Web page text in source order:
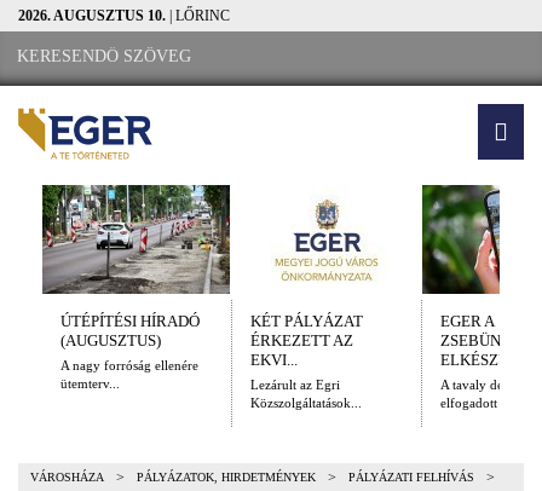
2026. AUGUSZTUS 10. | LŐRINC
ÚTÉPÍTÉSI HÍRADÓ
(AUGUSZTUS)
A nagy forróság ellenére
ütemterv...
KÉT PÁLYÁZAT
ÉRKEZETT AZ
EKVI...
Lezárult az Egri
Közszolgáltatások...
EGER A
ELKÉSZÜLT
A tavaly
elfogadott
VÁROSHÁZA > PÁLYÁZATOK, HIRDETMÉNYEK > PÁLYÁZATI FELHÍVÁS >